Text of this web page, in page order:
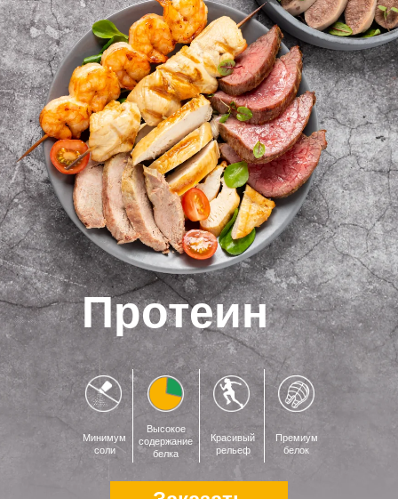
Протеин
Высокое
содержание
белка
Красивый
рельеф
Премиум
белок
Минимум
соли